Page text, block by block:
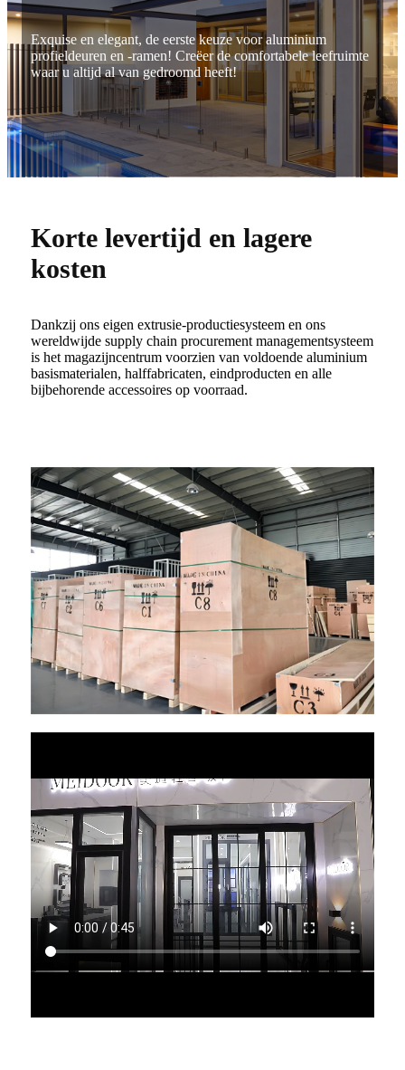
Exquise en elegant, de eerste keuze voor aluminium
profieldeuren en -ramen! Creëer de comfortabele leefruimte
waar u altijd al van gedroomd heeft!
Korte levertijd en lagere
kosten
Dankzij ons eigen extrusie-productiesysteem en ons
wereldwijde supply chain procurement managementsysteem
is het magazijncentrum voorzien van voldoende aluminium
basismaterialen, halffabricaten, eindproducten en alle
bijbehorende accessoires op voorraad.